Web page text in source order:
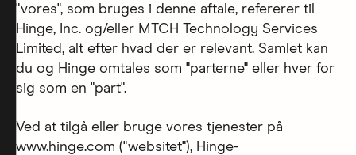
"vores", som bruges i denne aftale, refererer til
Hinge, Inc. og/eller MTCH Technology Services
Limited, alt efter hvad der er relevant. Samlet kan
du og Hinge omtales som "parterne" eller hver for
sig som en "part".
Ved at tilgå eller bruge vores tjenester på
www.hinge.com ("websitet"), Hinge-